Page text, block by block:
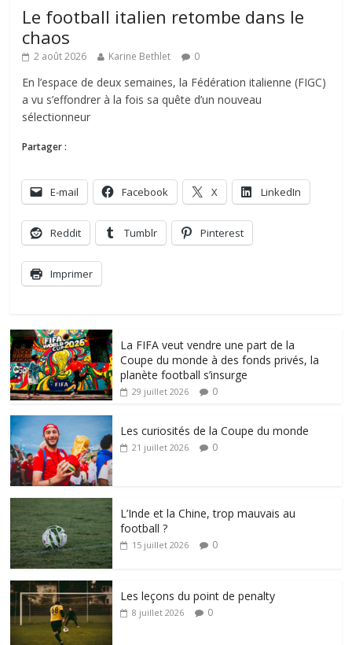
Le football italien retombe dans le
chaos
2 août 2026 Karine Bethlet 0
En l’espace de deux semaines, la Fédération italienne (FIGC)
a vu s’effondrer à la fois sa quête d’un nouveau
sélectionneur
Partager :
E-mail Facebook X LinkedIn
Reddit Tumblr Pinterest
Imprimer
La FIFA veut vendre une part de la
Coupe du monde à des fonds privés, la
planète football s’insurge
29 juillet 2026 0
Les curiosités de la Coupe du monde
21 juillet 2026 0
L’Inde et la Chine, trop mauvais au
football ?
15 juillet 2026 0
Les leçons du point de penalty
8 juillet 2026 0